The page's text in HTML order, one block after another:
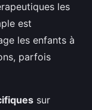
les
est
les enfants à
parfois
sur